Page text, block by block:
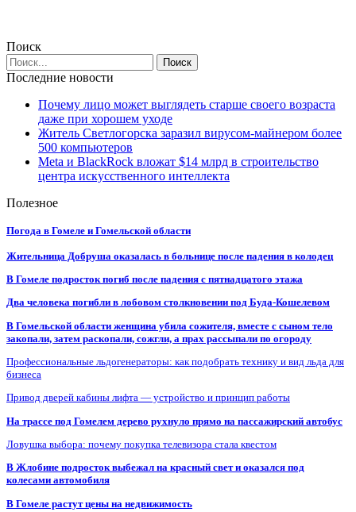
Поиск
Последние новости
Почему лицо может выглядеть старше своего возраста
даже при хорошем уходе
Житель Светлогорска заразил вирусом-майнером более
500 компьютеров
Meta и BlackRock вложат $14 млрд в строительство
центра искусственного интеллекта
Полезное
Погода в Гомеле и Гомельской области
Жительница Добруша оказалась в больнице после падения в колодец
В Гомеле подросток погиб после падения с пятнадцатого этажа
Два человека погибли в лобовом столкновении под Буда-Кошелевом
В Гомельской области женщина убила сожителя, вместе с сыном тело
закопали, затем раскопали, сожгли, а прах рассыпали по огороду
Профессиональные льдогенераторы: как подобрать технику и вид льда для
бизнеса
Привод дверей кабины лифта — устройство и принцип работы
На трассе под Гомелем дерево рухнуло прямо на пассажирский автобус
Ловушка выбора: почему покупка телевизора стала квестом
В Жлобине подросток выбежал на красный свет и оказался под
колесами автомобиля
В Гомеле растут цены на недвижимость